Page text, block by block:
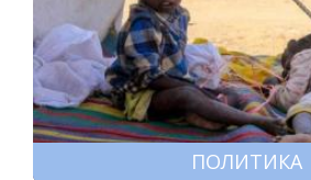
ПОЛИТИКА